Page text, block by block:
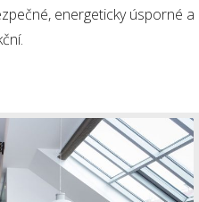
energeticky úsporné a